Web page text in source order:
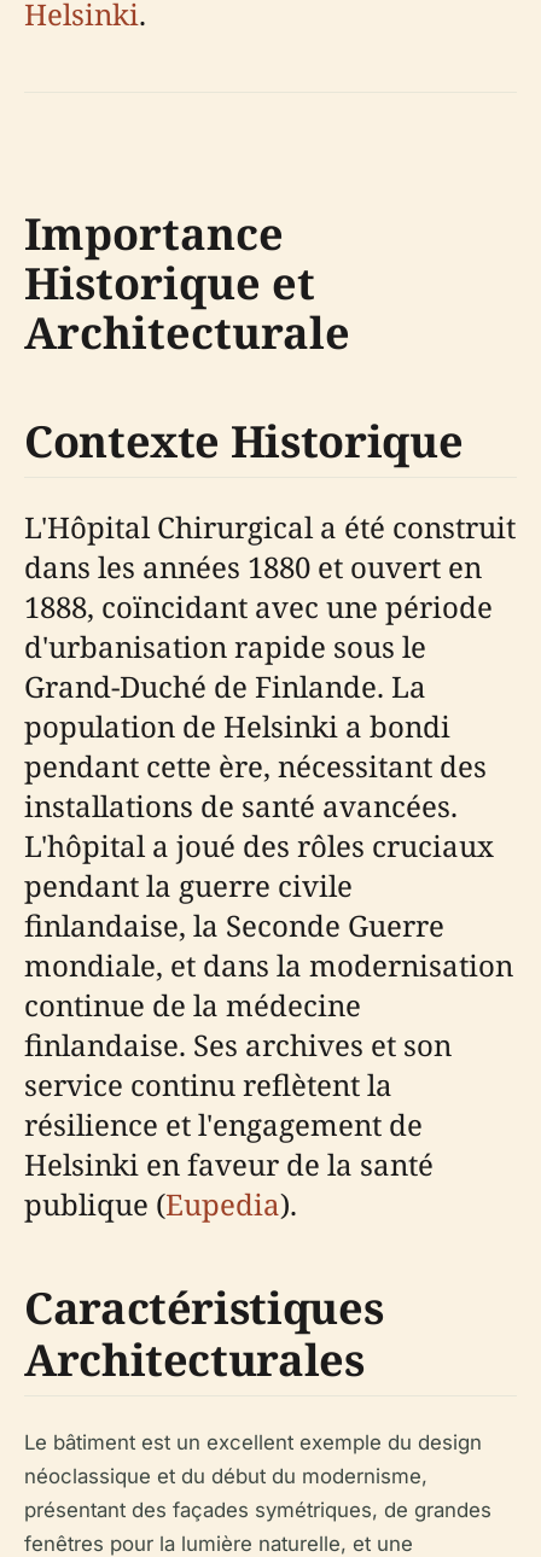
Helsinki.
Importance
Historique et
Architecturale
Contexte Historique
L'Hôpital Chirurgical a été construit
dans les années 1880 et ouvert en
1888, coïncidant avec une période
d'urbanisation rapide sous le
Grand-Duché de Finlande. La
population de Helsinki a bondi
pendant cette ère, nécessitant des
installations de santé avancées.
L'hôpital a joué des rôles cruciaux
pendant la guerre civile
finlandaise, la Seconde Guerre
mondiale, et dans la modernisation
continue de la médecine
finlandaise. Ses archives et son
service continu reflètent la
résilience et l'engagement de
Helsinki en faveur de la santé
publique (Eupedia).
Caractéristiques
Architecturales
Le bâtiment est un excellent exemple du design
néoclassique et du début du modernisme,
présentant des façades symétriques, de grandes
fenêtres pour la lumière naturelle, et une